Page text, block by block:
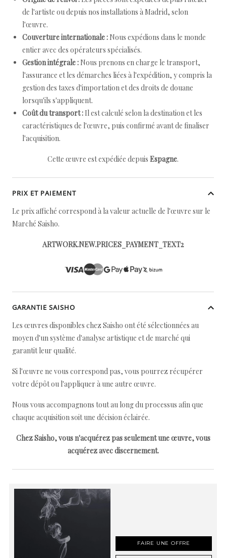
de l'artiste ou depuis nos installations à Madrid, selon
l'œuvre.
Couverture internationale : Nous expédions dans le monde
entier avec des opérateurs spécialisés.
Gestion intégrale : Nous prenons en charge le transport,
l'assurance et les démarches liées à l'expédition, y compris la
gestion des taxes d'importation et des droits de douane
lorsqu'ils s'appliquent.
Coût du transport : Il est calculé selon la destination et les
caractéristiques de l'œuvre, puis confirmé avant de finaliser
l'acquisition.
Cette œuvre est expédiée depuis Espagne.
PRIX ET PAIEMENT
Le prix affiché correspond à la valeur actuelle de l'œuvre sur le
Marché Saisho.
ARTWORK.NEW.PRICES_PAYMENT_TEXT2
GARANTIE SAISHO
Les œuvres disponibles chez Saisho ont été sélectionnées au
moyen d'un système d'analyse artistique et de marché qui
garantit leur qualité.
Si l'œuvre ne vous correspond pas, vous pourrez récupérer
votre dépôt ou l'appliquer à une autre œuvre.
Nous vous accompagnons tout au long du processus afin que
chaque acquisition soit une décision éclairée.
Chez Saisho, vous n'acquérez pas seulement une œuvre, vous
acquérez avec discernement.
FAIRE UNE OFFRE